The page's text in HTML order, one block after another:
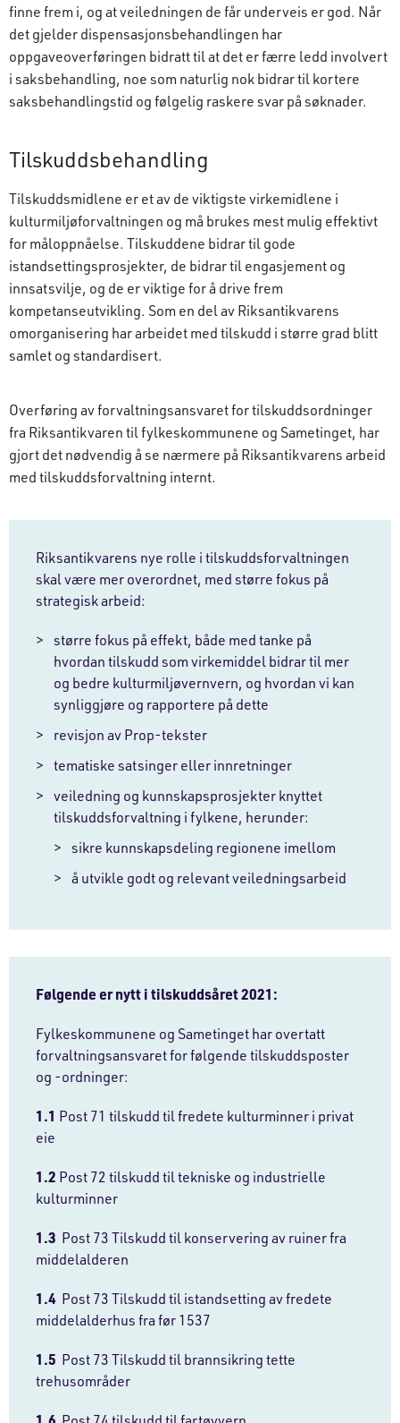
finne frem i, og at veiledningen de får underveis er god. Når
det gjelder dispensasjonsbehandlingen har
oppgaveoverføringen bidratt til at det er færre ledd involvert
i saksbehandling, noe som naturlig nok bidrar til kortere
saksbehandlingstid og følgelig raskere svar på søknader.
Tilskuddsbehandling
Tilskuddsmidlene er et av de viktigste virkemidlene i
kulturmiljøforvaltningen og må brukes mest mulig effektivt
for måloppnåelse. Tilskuddene bidrar til gode
istandsettingsprosjekter, de bidrar til engasjement og
innsatsvilje, og de er viktige for å drive frem
kompetanseutvikling. Som en del av Riksantikvarens
omorganisering har arbeidet med tilskudd i større grad blitt
samlet og standardisert.
Overføring av forvaltningsansvaret for tilskuddsordninger
fra Riksantikvaren til fylkeskommunene og Sametinget, har
gjort det nødvendig å se nærmere på Riksantikvarens arbeid
med tilskuddsforvaltning internt.
Riksantikvarens nye rolle i tilskuddsforvaltningen
skal være mer overordnet, med større fokus på
strategisk arbeid:
større fokus på effekt, både med tanke på
hvordan tilskudd som virkemiddel bidrar til mer
og bedre kulturmiljøvernvern, og hvordan vi kan
synliggjøre og rapportere på dette
revisjon av Prop-tekster
tematiske satsinger eller innretninger
veiledning og kunnskapsprosjekter knyttet
tilskuddsforvaltning i fylkene, herunder:
sikre kunnskapsdeling regionene imellom
å utvikle godt og relevant veiledningsarbeid
Følgende er nytt i tilskuddsåret 2021:
Fylkeskommunene og Sametinget har overtatt
forvaltningsansvaret for følgende tilskuddsposter
og -ordninger:
1.1 Post 71 tilskudd til fredete kulturminner i privat
eie
1.2 Post 72 tilskudd til tekniske og industrielle
kulturminner
1.3 Post 73 Tilskudd til konservering av ruiner fra
middelalderen
1.4 Post 73 Tilskudd til istandsetting av fredete
middelalderhus fra før 1537
1.5 Post 73 Tilskudd til brannsikring tette
trehusområder